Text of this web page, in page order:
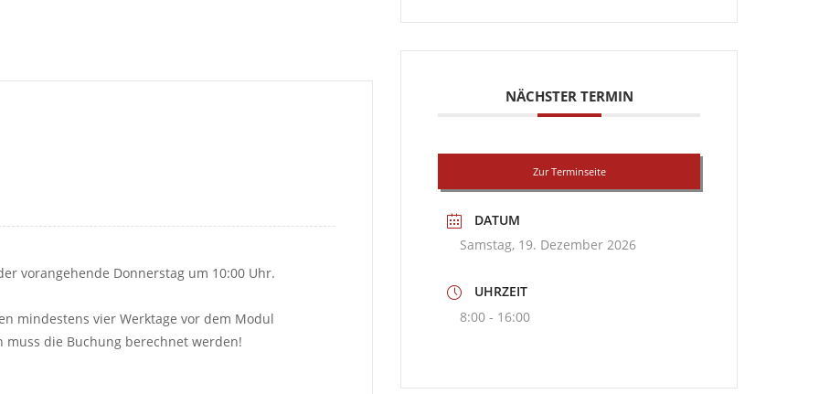
vorangehende Donnerstag um 10:00 Uhr.
mindestens vier Werktage vor dem Modul
die Buchung berechnet werden!
NÄCHSTER TERMIN
Zur Terminseite
DATUM
Samstag, 19. Dezember 2026
UHRZEIT
8:00 - 16:00